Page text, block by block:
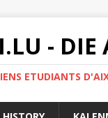
- DIE
ETUDIANTS